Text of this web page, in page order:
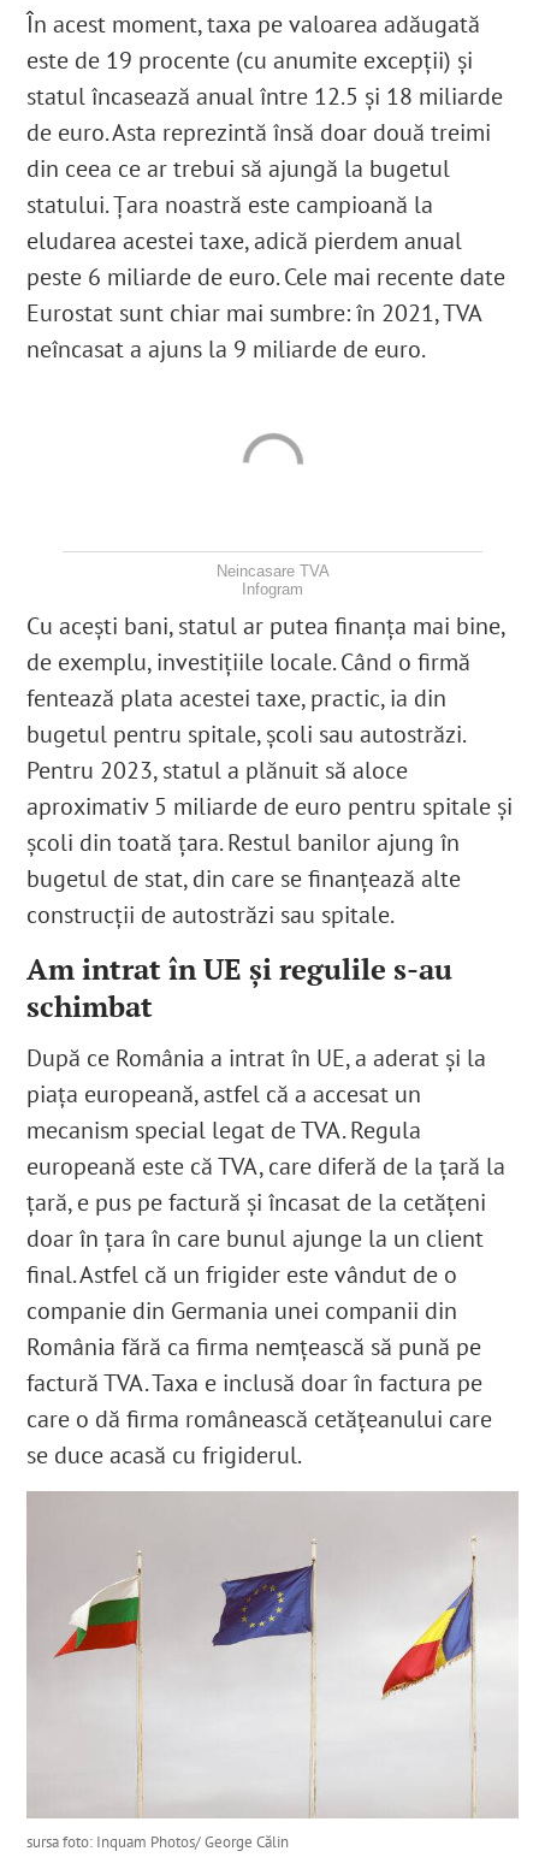
În acest moment, taxa pe valoarea adăugată
este de 19 procente (cu anumite excepții) și
statul încasează anual între 12.5 și 18 miliarde
de euro. Asta reprezintă însă doar două treimi
din ceea ce ar trebui să ajungă la bugetul
statului. Țara noastră este campioană la
eludarea acestei taxe, adică pierdem anual
peste 6 miliarde de euro.Cele mai recente date
Eurostat sunt chiar mai sumbre: în 2021, TVA
neîncasat a ajuns la 9 miliarde de euro.
Neincasare TVA
Infogram
Cu acești bani, statul ar putea finanța mai bine,
de exemplu, investițiile locale. Când o firmă
fentează plata acestei taxe, practic, ia din
bugetul pentru spitale, școli sau autostrăzi.
Pentru 2023, statul a plănuit să aloce
aproximativ 5 miliarde de euro pentru spitale și
școli din toată țara. Restul banilor ajung în
bugetul de stat, din care se finanțează alte
construcții de autostrăzi sau spitale.
Am intrat în UE și regulile s-au
schimbat
După ce România a intrat în UE, a aderat și la
piața europeană, astfel că a accesat un
mecanism special legat de TVA. Regula
europeană este că TVA, care diferă de la țară la
țară, e pus pe factură și încasat de la cetățeni
doar în țara în care bunul ajunge la un client
final. Astfel că un frigider este vândut de o
companie din Germania unei companii din
România fără ca firma nemțească să pună pe
factură TVA. Taxa e inclusă doar în factura pe
care o dă firma românească cetățeanului care
se duce acasă cu frigiderul.
sursa foto: Inquam Photos/ George Călin